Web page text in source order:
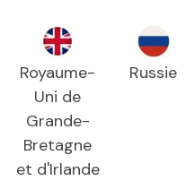
Royaume-
Uni de
Grande-
Bretagne
et d'Irlande
Russie